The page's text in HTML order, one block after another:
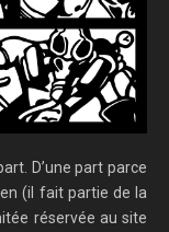
D’une part parce
(il fait partie de la
réservée au site